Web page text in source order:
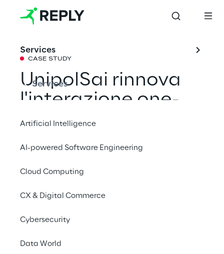
Services
Services
Artificial Intelligence
AI-powered Software Engineering
Cloud Computing
CX & Digital Commerce
Cybersecurity
Data World
CASE STUDY
UnipolSai rinnova
l'interazione one-
to-one con i clienti
tramite un nuovo
Attraverso la collaborazione con Machine
che usa l’intelligenza artificiale generativa
personalizzato ai propri clienti.